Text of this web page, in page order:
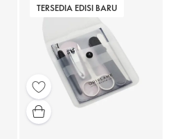
TERSEDIA EDISI BARU